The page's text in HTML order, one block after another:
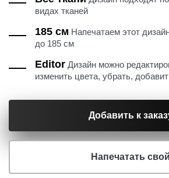
видах тканей
185 см Напечатаем этот
до 185 см
Editor Дизайн можно
изменить цвета, убрать,
Добавить к
Напечатать свой